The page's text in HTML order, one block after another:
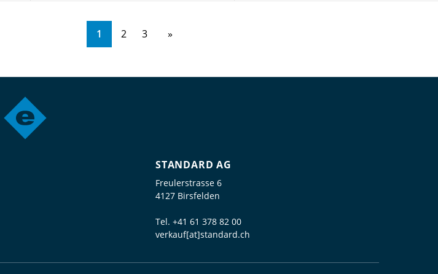
1 2 3
STANDARD AG
Freulerstrasse 6
4127 Birsfelden
Tel. +41 61 378 82 00
verkauf[at]standard.ch